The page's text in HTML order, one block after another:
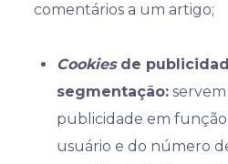
comentários a um artigo;
Cookiesde
segmentação:
publicidade em função
usuário e do número